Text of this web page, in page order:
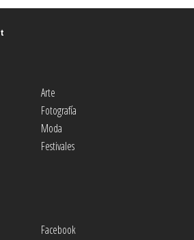
Arte
Fotografía
Moda
Festivales
Facebook